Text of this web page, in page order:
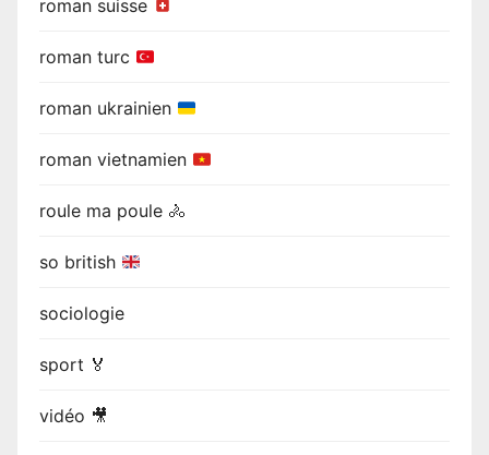
roman suisse
roman turc
roman ukrainien
roman vietnamien
roule ma poule 🚴
so british
sociologie
sport 🏅
vidéo 🎥